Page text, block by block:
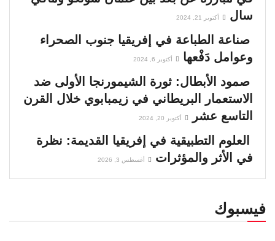
أوروبا بعد 65 عامًا
00:02:43
إفريقيا ومجلس الأمن .. معركة كسر الهيمنة
القديمة
00:05:11
فرنسا تعود إلى إفريقيا
00:01:01
إثيوبيا على حافة الانقسام .. هل ينهار سلام
سال
أكتوبر 21, 2024
صناعة الطباعة في إفريقيا جنوب الصحراء
وعوامل دَفْعها
أكتوبر 6, 2024
صمود الأبطال: ثورة الشيمورنجا الأولى ضد
الاستعمار البريطاني في زيمبابوي خلال القرن
التاسع عشر
أكتوبر 20, 2024
العلوم التطبيقية في إفريقيا القديمة: نظرة
في الأثر والمؤثرات
أغسطس 3, 2026
فيسبوك